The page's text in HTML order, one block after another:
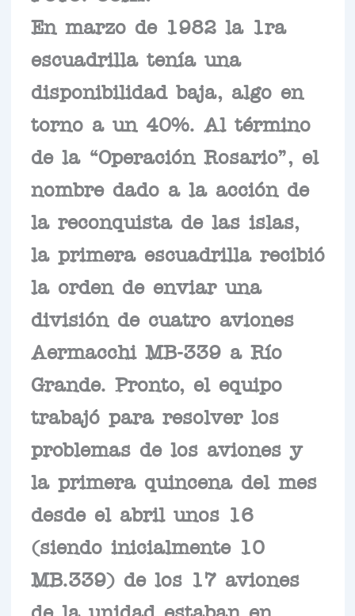
En marzo de 1982 la 1ra
escuadrilla tenía una
disponibilidad baja, algo en
torno a un 40%. Al término
de la “Operación Rosario”, el
nombre dado a la acción de
la reconquista de las islas,
la primera escuadrilla recibió
la orden de enviar una
división de cuatro aviones
Aermacchi MB-339 a Río
Grande. Pronto, el equipo
trabajó para resolver los
problemas de los aviones y
la primera quincena del mes
desde el abril unos 16
(siendo inicialmente 10
MB.339) de los 17 aviones
de la unidad estaban en